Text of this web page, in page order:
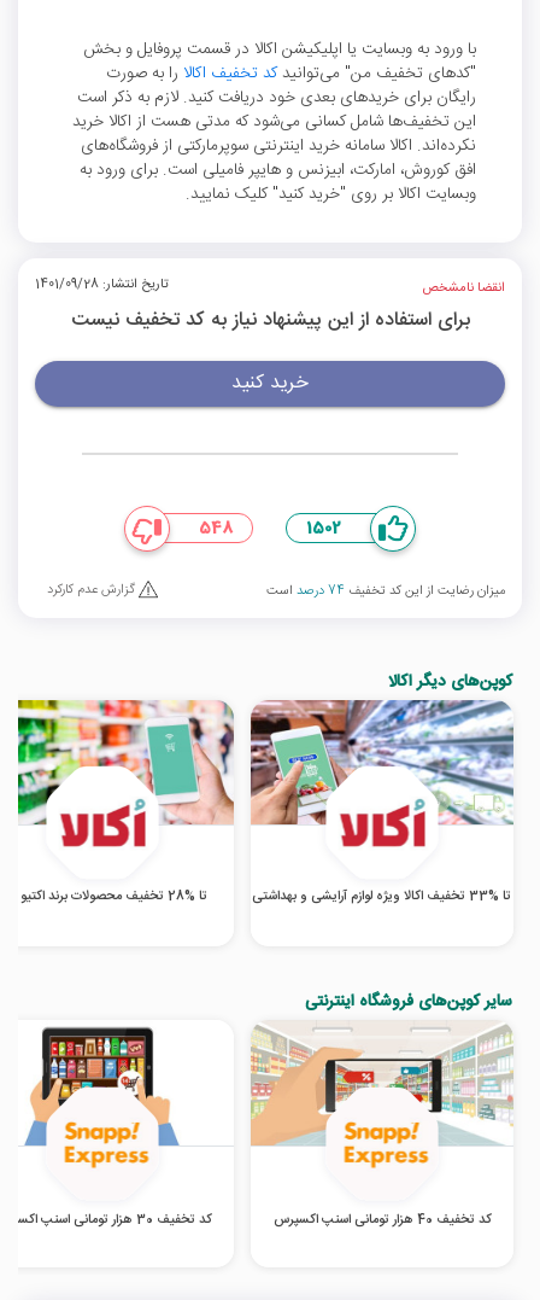
با ورود به وبسایت یا اپلیکیشن اکالا در قسمت پروفایل و بخش
"کدهای تخفیف من" می‌توانیدکد تخفیف اکالا را به صورت
رایگان برای خریدهای بعدی خود دریافت کنید. لازم به ذکر است
این تخفیف‌ها شامل کسانی می‌شود که مدتی هست از اکالا خرید
نکرده‌اند. اکالا سامانه خرید اینترنتی سوپرمارکتی از فروشگاه‌های
افق کوروش، امارکت، ابیزنس و هایپر فامیلی است. برای ورود به
وبسایت اکالا بر روی "خرید کنید" کلیک نمایید.
انقضا نامشخص تاریخ انتشار: 1401/09/28
برای استفاده از این پیشنهاد نیاز به کد تخفیف نیست
خرید کنید
1502
548
میزان رضایت از این کد تخفیف 74 درصد است گزارش عدم کارکرد
کوپن‌های دیگر اکالا
تا %33 تخفیف اکالا ویژه لوازم آرایشی و بهداشتی تا %28 تخفیف محصولات برند اکتیو اکالا
سایر کوپن‌های فروشگاه اینترنتی
کد تخفیف 40 هزار تومانی اسنپ اکسپرس کد تخفیف 30 هزار تومانی اسنپ اکسپرس